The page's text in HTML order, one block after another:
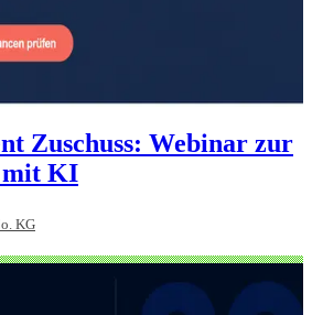
Zuschuss: Webinar zur
mit KI
KG